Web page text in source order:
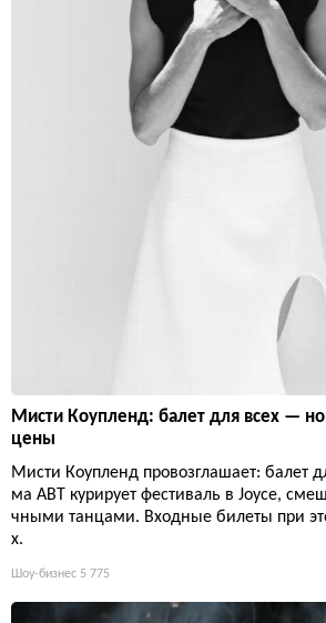
Мисти Коупленд: балет для всех —
цены
Мисти Коупленд провозглашает: балет
ма ABT курирует фестиваль в Joyce,
чными танцами. Входные билеты при
х.
Шоу-бизнес 5 775